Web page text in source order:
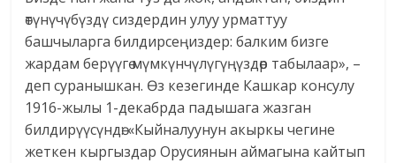
өтүнүчүбүздү сиздердин улуу урматтуу
башчыларга билдирсеңиздер: балким бизге
жардам берүүгө мүмкүнчүлүгүңүздөр табылаар», –
деп суранышкан. Өз кезегинде Кашкар консулу
1916-жылы 1-декабрда падышага жазган
билдирүүсүндө: «Кыйналуунун акыркы чегине
жеткен кыргыздар Орусиянын аймагына кайтып